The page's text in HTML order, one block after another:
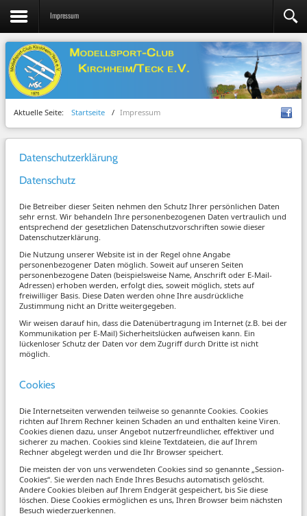
Impressum
Aktuelle Seite: Startseite / Impressum
Datenschutzerklärung
Datenschutz
Die Betreiber dieser Seiten nehmen den Schutz Ihrer persönlichen Daten
sehr ernst. Wir behandeln Ihre personenbezogenen Daten vertraulich und
entsprechend der gesetzlichen Datenschutzvorschriften sowie dieser
Datenschutzerklärung.
Die Nutzung unserer Website ist in der Regel ohne Angabe
personenbezogener Daten möglich. Soweit auf unseren Seiten
personenbezogene Daten (beispielsweise Name, Anschrift oder E-Mail-
Adressen) erhoben werden, erfolgt dies, soweit möglich, stets auf
freiwilliger Basis. Diese Daten werden ohne Ihre ausdrückliche
Zustimmung nicht an Dritte weitergegeben.
Wir weisen darauf hin, dass die Datenübertragung im Internet (z.B. bei der
Kommunikation per E-Mail) Sicherheitslücken aufweisen kann. Ein
lückenloser Schutz der Daten vor dem Zugriff durch Dritte ist nicht
möglich.
Cookies
Die Internetseiten verwenden teilweise so genannte Cookies. Cookies
richten auf Ihrem Rechner keinen Schaden an und enthalten keine Viren.
Cookies dienen dazu, unser Angebot nutzerfreundlicher, effektiver und
sicherer zu machen. Cookies sind kleine Textdateien, die auf Ihrem
Rechner abgelegt werden und die Ihr Browser speichert.
Die meisten der von uns verwendeten Cookies sind so genannte „Session-
Cookies“. Sie werden nach Ende Ihres Besuchs automatisch gelöscht.
Andere Cookies bleiben auf Ihrem Endgerät gespeichert, bis Sie diese
löschen. Diese Cookies ermöglichen es uns, Ihren Browser beim nächsten
Besuch wiederzuerkennen.